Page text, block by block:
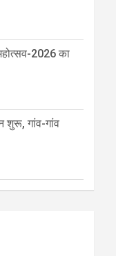
2026 का
शुरू, गांव-गांव